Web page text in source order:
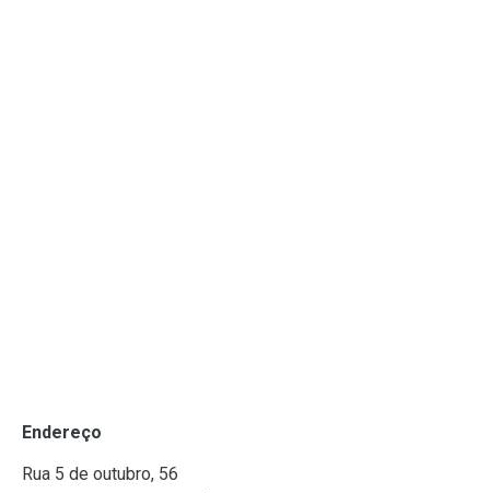
Endereço
Rua 5 de outubro, 56